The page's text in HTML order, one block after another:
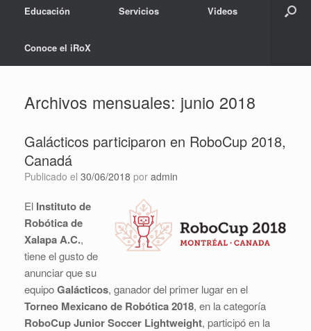
Educación Servicios Videos
Conoce el iRoX
Archivos mensuales: junio 2018
Galácticos participaron en RoboCup 2018,
Canadá
Publicado el 30/06/2018 por admin
El Instituto de
Robótica de
Xalapa A.C.,
tiene el gusto de
anunciar que su
equipoGalácticos, ganador del primer lugar en el
Torneo Mexicano de Robótica 2018, en la categoría
RoboCup Junior Soccer Lightweight, participó en la